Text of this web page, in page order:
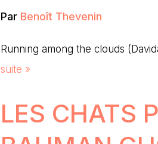
Par Benoît Thevenin
Running among the clouds
suite »
LES CHATS